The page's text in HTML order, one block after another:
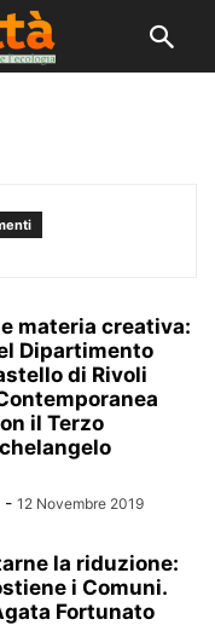
materia creativa:
Dipartimento
di Rivoli
il Terzo
- 12 Novembre 2019
la riduzione:
i Comuni.
Fortunato